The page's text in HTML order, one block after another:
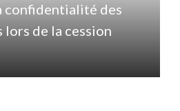
confidentialité des
de la cession